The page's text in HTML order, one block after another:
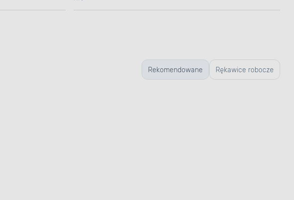
Rekomendowane Rękawice robocze